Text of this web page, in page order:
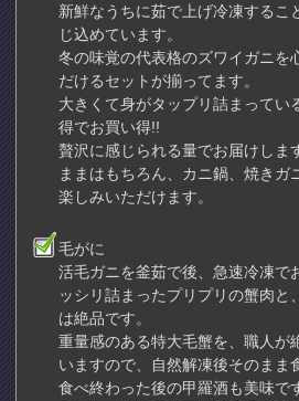
新鮮なうちに茹で上げ冷凍するこ
じ込めています。
冬の味覚の代表格のズワイガニを
だけるセットが揃ってます。
大きくて身がタップリ詰まってい
得でお買い得!!
贅沢に感じられる量でお届けしま
ままはもちろん、カニ鍋、焼きガ
楽しみいただけます。
毛がに
活毛ガニを釜茹で後、急速冷凍で
ッシリ詰まったプリプリの蟹肉と
は絶品です。
重量感のある特大毛蟹を、職人が
いますので、自然解凍後そのまま
食べ終わった後の甲羅酒も美味で